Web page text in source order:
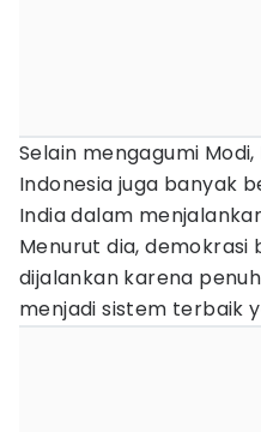
Selain mengagumi
Indonesia juga banyak
India dalam
Menurut dia, demokrasi
dijalankan karena
menjadi sistem terbaik